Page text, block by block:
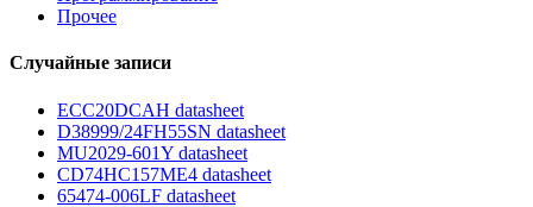
Прочее
Случайные записи
ECC20DCAH datasheet
D38999/24FH55SN datasheet
MU2029-601Y datasheet
CD74HC157ME4 datasheet
65474-006LF datasheet